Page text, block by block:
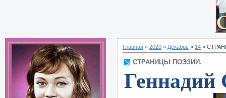
Главная » 2020 » Декабрь » 14 »
СТРАНИЦЫ ПОЭЗИИ.
Геннадий